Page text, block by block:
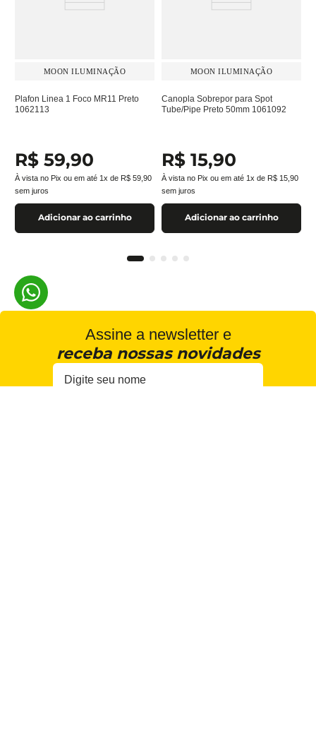
MOON ILUMINAÇÃO
Plafon Linea 1 Foco MR11 Preto
1062113
R$ 59,90
À vista no Pix ou em até 1x de R$ 59 90
sem juros
Adicionar ao carrinho
MOON ILUMINAÇÃO
Canopla Sobrepor para Spot
Tube/Pipe Preto 50mm 1061092
R$ 15,90
À vista no Pix ou em até 1x de R$ 15 90
sem juros
Adicionar ao carrinho
Assine a newsletter e
receba nossas novidades